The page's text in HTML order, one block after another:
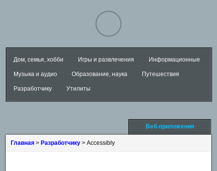
Дом, семья, хобби Игры и развлечения Информационные
Музыка и аудио Образование, наука Путешествия
Разработчику Утилиты
Веб-приложения
Главная > Разработчику > Accessibly